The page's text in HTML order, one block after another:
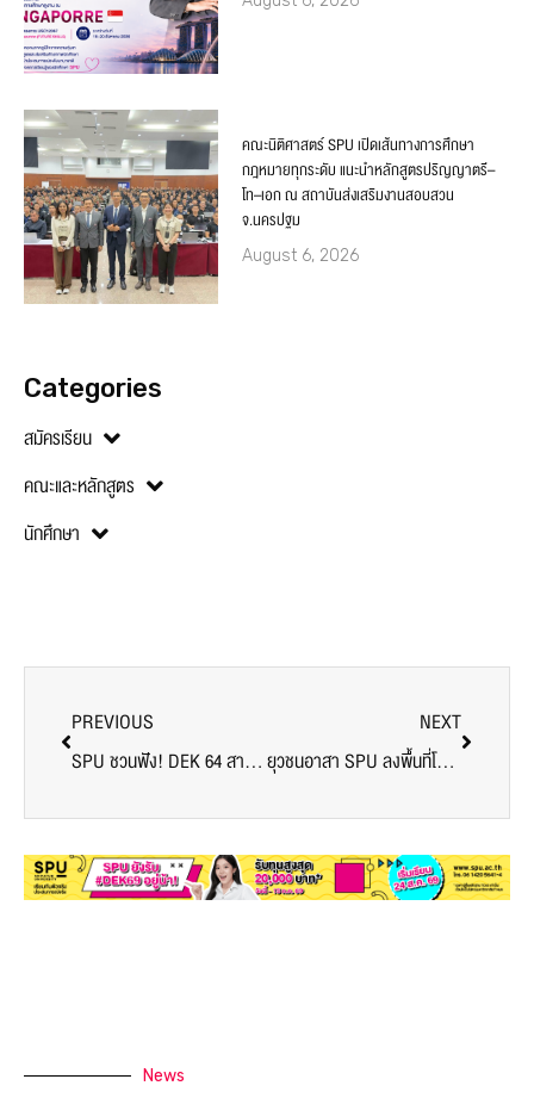
คณะนิติศาสตร์ SPU เปิดเส้นทางการศึกษา
กฎหมายทุกระดับ แนะนำหลักสูตรปริญญาตรี–
โท–เอก ณ สถาบันส่งเสริมงานสอบสวน
จ.นครปฐม
August 6, 2026
Categories
สมัครเรียน
คณะและหลักสูตร
นักศึกษา
PREVIOUS
SPU ชวนฟัง! DEK 64 สายดิจิทัล พลาดไม่ได้ “ 10 เทรนด์ อาชีพดิจิทัล
NEXT
ยุวชนอาสา SPU ลงพื้นที่โครงการสร้างสรรค์ย่านชุมชนตลาดพลู Gastronomy District เขตธนบุรี
News